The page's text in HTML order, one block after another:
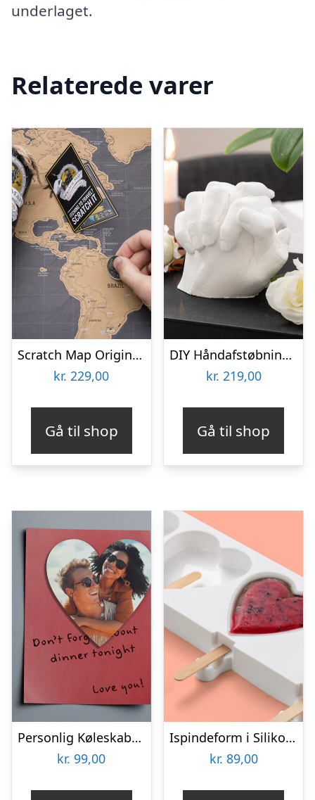
underlaget.
Relaterede varer
Scratch Map Original Deluxe
kr. 229,00
Gå til shop
DIY Håndafstøbningskit – Spralla
kr. 219,00
Gå til shop
Personlig Køleskabsmagnet med Foto – Hjerte
kr. 99,00
Ispindeform i Silikone – Hjerter
kr. 89,00